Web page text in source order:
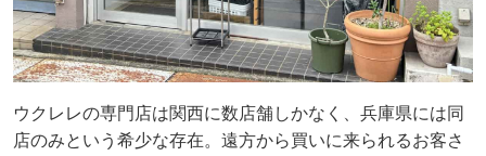
ウクレレの専門店は関西に数店舗しかなく、兵庫県には同
店のみという希少な存在。遠方から買いに来られるお客さ